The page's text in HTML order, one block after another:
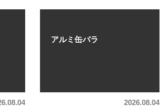
アルミ缶バラ
2026.08.04